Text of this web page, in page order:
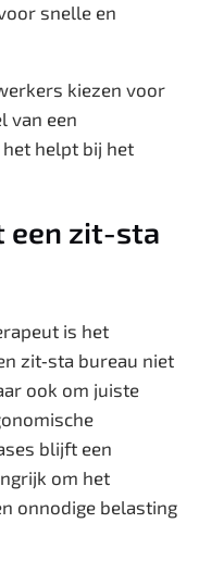
snelle en
kiezen voor
van een
helpt bij het
een zit-sta
is het
zit‑sta bureau niet
ook om juiste
blijft een
om het
onnodige belasting